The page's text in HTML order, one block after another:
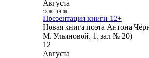
Августа
18:00- 19:00
Презентация книги 12+
Новая книга поэта Антона
М. Ульяновой, 1, зал № 20)
12
Августа